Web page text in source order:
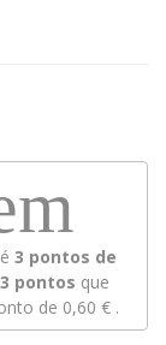
3 pontos de
3 pontos que
de 0,60 €.